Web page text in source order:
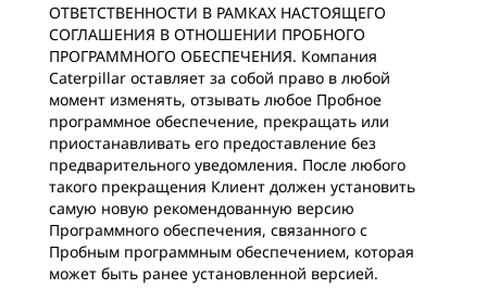
ОТВЕТСТВЕННОСТИ В РАМКАХ НАСТОЯЩЕГО
СОГЛАШЕНИЯ В ОТНОШЕНИИ ПРОБНОГО
ПРОГРАММНОГО ОБЕСПЕЧЕНИЯ. Компания
Caterpillar оставляет за собой право в любой
момент изменять, отзывать любое Пробное
программное обеспечение, прекращать или
приостанавливать его предоставление без
предварительного уведомления. После любого
такого прекращения Клиент должен установить
самую новую рекомендованную версию
Программного обеспечения, связанного с
Пробным программным обеспечением, которая
может быть ранее установленной версией.